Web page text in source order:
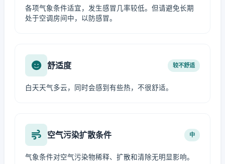
各项气象条件适宜，发生感冒几率较低。但请避免长期
处于空调房间中，以防感冒。
舒适度 较不舒适
白天天气多云，同时会感到有些热，不很舒适。
空气污染扩散条件 中
气象条件对空气污染物稀释、扩散和清除无明显影响。